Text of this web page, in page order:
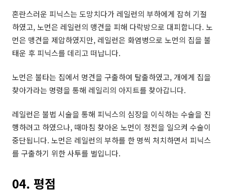
혼란스러운 피닉스는 도망치다가 레일런의 부하에게 잡혀 기절
하였고, 노먼은 레일런의 맹견을 피해 다락방으로 대피합니다. 노
먼은 맹견을 제압하였지만, 레일런은 화염병으로 노먼의 집을 불
태운 후 피닉스를 데리고 떠납니다.
노먼은 불타는 집에서 명견을 구출하여 탈출하였고, 개에게 집을
찾아가라는 명령을 통해 레일리의 아지트를 찾아갑니다.
레일런은 불법 시술을 통해 피닉스의 심장을 이식하는 수술을 진
행하려고 하였으나, 때마침 찾아온 노먼이 정전을 일으켜 수술이
중단됩니다. 노먼은 레일런의 부하를 한 명씩 처치하면서 피닉스
를 구출하기 위한 사투를 벌입니다.
04. 평점